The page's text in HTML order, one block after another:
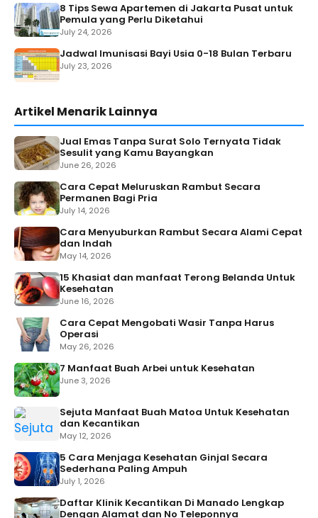
8 Tips Sewa Apartemen di Jakarta Pusat untuk
Pemula yang Perlu Diketahui
July 24, 2026
Jadwal Imunisasi Bayi Usia 0-18 Bulan Terbaru
July 23, 2026
Artikel Menarik Lainnya
Jual Emas Tanpa Surat Solo Ternyata Tidak
Sesulit yang Kamu Bayangkan
June 26, 2026
Cara Cepat Meluruskan Rambut Secara
Permanen Bagi Pria
July 14, 2026
Cara Menyuburkan Rambut Secara Alami Cepat
dan Indah
May 14, 2026
15 Khasiat dan manfaat Terong Belanda Untuk
Kesehatan
June 16, 2026
Cara Cepat Mengobati Wasir Tanpa Harus
Operasi
May 26, 2026
7 Manfaat Buah Arbei untuk Kesehatan
June 3, 2026
Sejuta Manfaat Buah Matoa Untuk Kesehatan
dan Kecantikan
May 12, 2026
5 Cara Menjaga Kesehatan Ginjal Secara
Sederhana Paling Ampuh
July 1, 2026
Daftar Klinik Kecantikan Di Manado Lengkap
Dengan Alamat dan No Teleponnya